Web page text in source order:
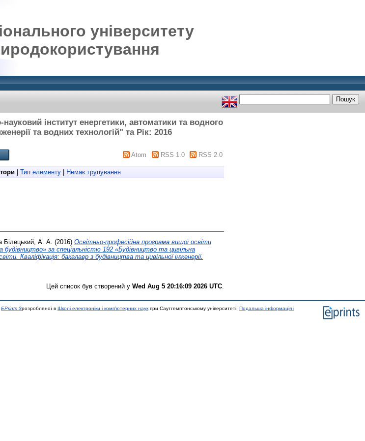
університету
інститут енергетики, автоматики та водного
та водних технологій" та Рік: 2016
Atom RSS 1.0 RSS 2.0
| Тип елементу Немає групування
Білецький, А. А. (2016) Освітньо-професійна програма вищої освіти
будівництво» за спеціальністю 192 «Будівництво та цивільна
Кваліфікація: бакалавр з будівництва та цивільної інженерії.
Цей список був створений у Wed Aug 5 20:16:09 2026 UTC
EPrints 3розробленої в Школі електроніки і комп'ютерних наук при Саутгемптонському університеті. Подальша інформація і